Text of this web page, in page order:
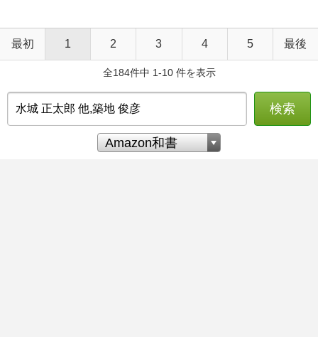
最初 1 2 3 4 5 最後
全184件中 1-10 件を表示
検索